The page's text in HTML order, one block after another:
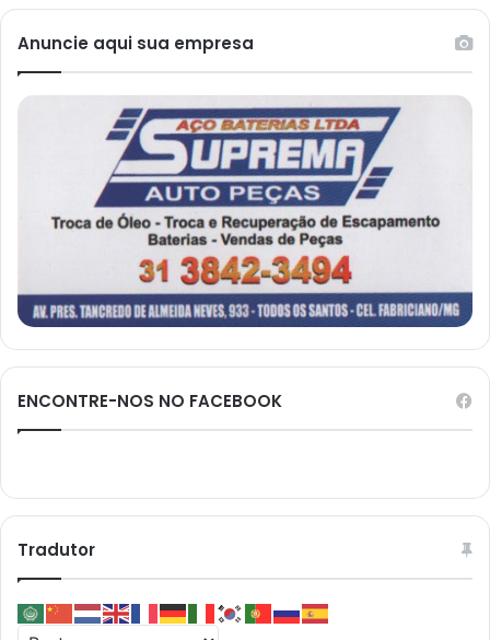
Anuncie aqui sua empresa
ENCONTRE-NOS NO FACEBOOK
Tradutor